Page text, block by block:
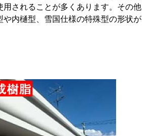
用されることが多くあります。その他
や内樋型、雪国仕様の特殊型の形状が